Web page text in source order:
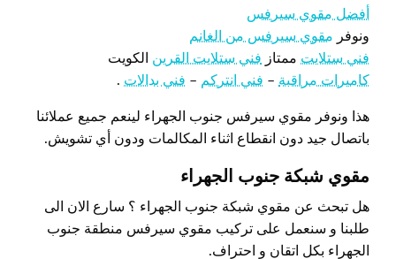
أفضل مقوي سيرفس
ونوفر مقوي سيرفس من الغانم
فني ستلايت ممتاز فني ستلايت القرين الكويت
كاميرات مراقبة – فني انتركم – فني بدالات .
هذا ونوفر مقوي سيرفس جنوب الجهراء لينعم جميع عملائنا
باتصال جيد دون انقطاع اثناء المكالمات ودون أي تشويش.
مقوي شبكة جنوب الجهراء
هل تبحث عن مقوي شبكة جنوب الجهراء ؟ سارع الان الى
طلبنا و سنعمل على تركيب مقوي سيرفس منطقة جنوب
الجهراء بكل اتقان و احتراف.